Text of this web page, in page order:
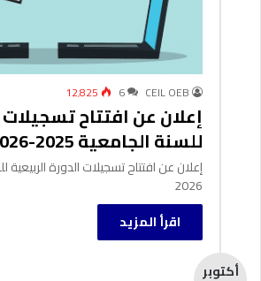
CEIL OEB
6 12٬825
إعلان عن افتتاح تسجيلات
للسنة الجامعية 2025-2026
2026
اقرأ المزيد
أكتوبر